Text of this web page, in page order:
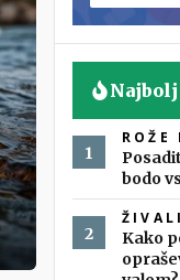
ROŽE
bodo
ŽIVALI
Kako